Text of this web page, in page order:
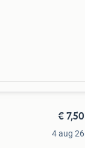
€ 7,50
4 aug 26